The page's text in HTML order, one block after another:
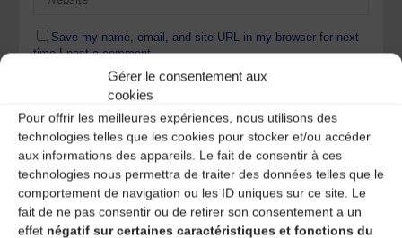
Gérer le consentement aux
cookies
Pour offrir les meilleures expériences, nous utilisons des
technologies telles que les cookies pour stocker et/ou accéder
aux informations des appareils. Le fait de consentir à ces
technologies nous permettra de traiter des données telles que le
comportement de navigation ou les ID uniques sur ce site. Le
fait de ne pas consentir ou de retirer son consentement a un
effet négatif sur certaines caractéristiques et fonctions du
Save my name, email, and site URL in my browser for next
time I post a comment.
Ce site utilise Akismet pour réduire les indésirables.En
savoir plus sur la façon dont les données de vos
commentaires sont traitées.